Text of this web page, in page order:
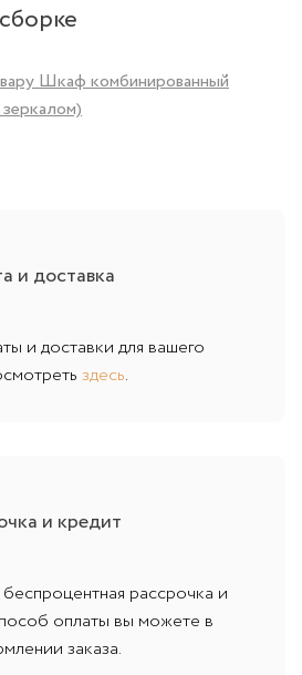
Шкаф комбинированный
и доставка
и доставки для вашего
здесь.
и кредит
рассрочка и
оплаты вы можете в
заказа.